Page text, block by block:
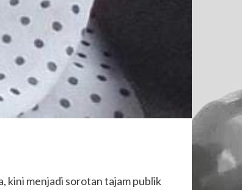
kini menjadi sorotan tajam publik